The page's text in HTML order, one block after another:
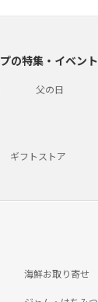
の特集・イベント
父の日
ギフトストア
海鮮お取り寄せ